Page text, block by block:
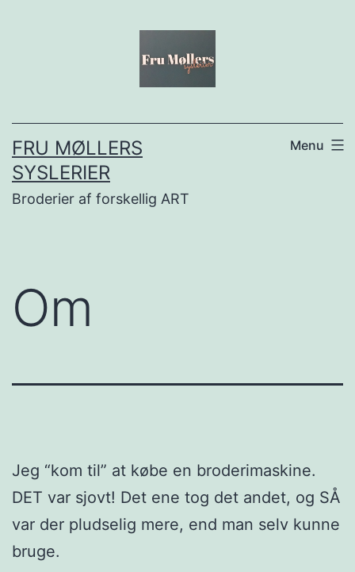
FRU MØLLERS
SYSLERIER
Broderier af forskellig ART
Menu
Om
Jeg “kom til” at købe en broderimaskine.
DET var sjovt! Det ene tog det andet, og SÅ
var der pludselig mere, end man selv kunne
bruge.